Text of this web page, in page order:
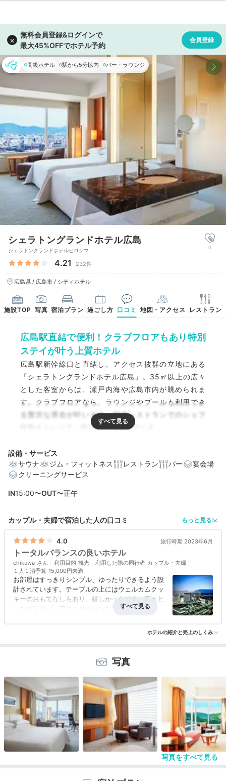
高級ホテル 駅から5分以内 バー・ラウンジ
シェラトングランドホテル広島
シェラトングランドホテルヒロシマ
4.21 232件
広島県 / 広島市 / シティホテル
0
施設TOP 写真 宿泊プラン 過ごし方 口コミ 地図・アクセス レストラン
広島駅直結で便利！クラブフロアもあり特別
ステイが叶う上質ホテル
広島駅新幹線口と直結し、アクセス抜群の立地にある
「シェラトングランドホテル広島」。35㎡以上の広々
とした客室からは、瀬戸内海や広島市内が眺められま
す。クラブフロアなら、ラウンジやプールも利用でき
る贅沢な滞在が叶います。朝食レストランでのシェフ
特製オムレツで、朝から幸せな気分に♪
編集部おすすめの３つのポイント
クラブフロアなら、ラウンジやプール利用の贅沢ステイ
が叶う
目の前で作られるオムレツも♪和洋ブッフェ朝食で元気に
スタート
設備・サービス
サウナ
ジム・フィットネス レストラン バー
宴会場
クリーニングサービス
IN15:00〜OUT〜正午
カップル・夫婦で宿泊した人の口コミ もっと見る
4.0 旅行時期 2023年6月
トータルバランスの良いホテル
chikuwa 利用目的 観光 利用した際の同行者 カップル・夫婦
１人１泊予算 15,000円未満
お部屋はすっきりシンプル、ゆったりできるよう設
計されています。テーブルの上にはウェルカムクッ
キーのおもてなしもあり、嬉しかったです。広々と
したバスタブ、アウトベイシンな洗面スペースで使
は今回食べる機会がなかったのですが、レストラン
も充実してるので、次回広島市内に行く際にまた利
用しようと思っています。駅直結で傘要らずでし
アクセス 5.0 コスパ 3.0 客室 4.0 接客対応 4.0 風呂 3.0
ホテルの紹介と売上のしくみ
写真
写真をすべて見る